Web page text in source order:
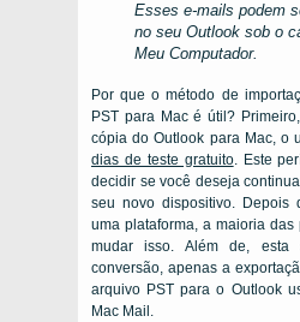
Esses e-mails podem
no seu Outlook sob o
Meu Computador.
Por que o método de
PST para Mac é útil?
cópia do Outlook para Mac, o
dias de teste gratuito. Este
decidir se você deseja
seu novo dispositivo. Depois
uma plataforma, a maioria das
mudar isso. Além de, esta
conversão, apenas a
arquivo PST para o Outlook
Mac Mail.